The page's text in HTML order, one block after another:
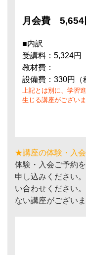
月会費 5,654
■内訳
受講料：5,324円
教材費：
設備費：330円（
上記とは別に、学習
生じる講座がございま
★講座の体験・入
体験・入会ご予約
申し込みください
い合わせください
ない講座がございま